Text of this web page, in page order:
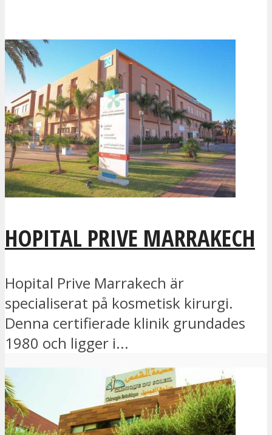
HOPITAL PRIVE MARRAKECH
Hopital Prive Marrakech är
specialiserat på kosmetisk kirurgi.
Denna certifierade klinik grundades
1980 och ligger i...